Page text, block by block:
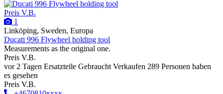
Preis V.B.
1
Linköping, Sweden, Europa
Ducati 996 Flywheel holding tool
Measurements as the original one.
Preis V.B.
vor 2 Tagen Ersatzteile Gebraucht Verkaufen 289 Personen haben
es gesehen
Preis V.B.